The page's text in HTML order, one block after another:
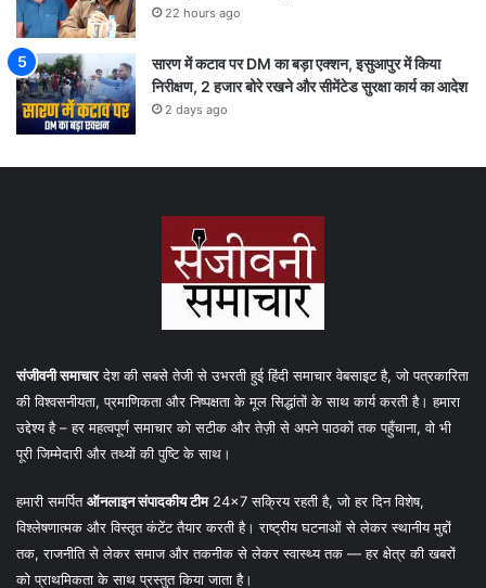
22 hours ago
सारण में कटाव पर DM का बड़ा एक्शन, इसुआपुर में किया
निरीक्षण, 2 हजार बोरे रखने और सीमेंटेड सुरक्षा कार्य का आदेश
2 days ago
संजीवनी समाचारदेश की सबसे तेजी से उभरती हुई हिंदी समाचार वेबसाइट है, जो पत्रकारिता
की विश्वसनीयता, प्रमाणिकता और निष्पक्षता के मूल सिद्धांतों के साथ कार्य करती है। हमारा
उद्देश्य है – हर महत्वपूर्ण समाचार को सटीक और तेज़ी से अपने पाठकों तक पहुँचाना, वो भी
पूरी जिम्मेदारी और तथ्यों की पुष्टि के साथ।
हमारी समर्पितऑनलाइन संपादकीय टीम24×7 सक्रिय रहती है, जो हर दिन विशेष,
विश्लेषणात्मक और विस्तृत कंटेंट तैयार करती है। राष्ट्रीय घटनाओं से लेकर स्थानीय मुद्दों
तक, राजनीति से लेकर समाज और तकनीक से लेकर स्वास्थ्य तक — हर क्षेत्र की खबरों
को प्राथमिकता के साथ प्रस्तुत किया जाता है।